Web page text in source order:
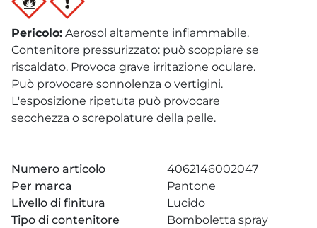
Pericolo: Aerosol altamente infiammabile.
Contenitore pressurizzato: può scoppiare se
riscaldato. Provoca grave irritazione oculare.
Può provocare sonnolenza o vertigini.
L'esposizione ripetuta può provocare
secchezza o screpolature della pelle.
Numero articolo
4062146002047
Per marca
Pantone
Livello di finitura
Lucido
Tipo di contenitore
Bomboletta spray